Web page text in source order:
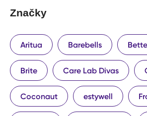
Značky
Aritua Barebells
Brite Care Lab Divas
Coconaut estywell